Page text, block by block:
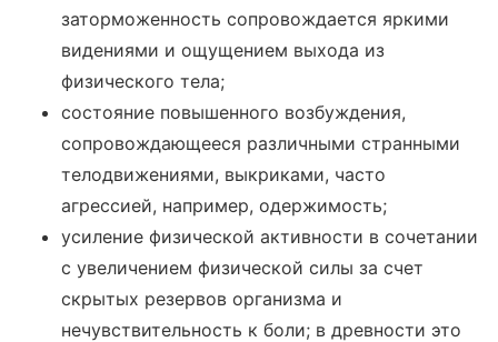
заторможенность сопровождается яркими
видениями и ощущением выхода из
физического тела;
состояние повышенного возбуждения,
сопровождающееся различными странными
телодвижениями, выкриками, часто
агрессией, например, одержимость;
усиление физической активности в сочетании
с увеличением физической силы за счет
скрытых резервов организма и
нечувствительность к боли; в древности это